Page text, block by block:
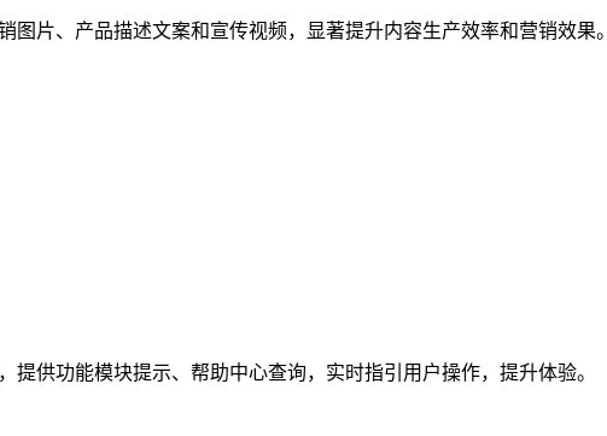
图片、产品描述文案和宣传视频，显著提升内容生产效率和营销效果。
提供功能模块提示、帮助中心查询，实时指引用户操作，提升体验。